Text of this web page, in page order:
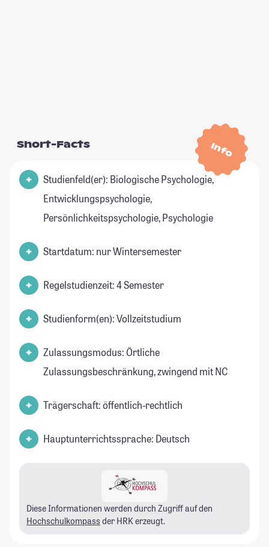
Info
Short-Facts
Studienfeld(er): Biologische Psychologie,
Entwicklungspsychologie,
Persönlichkeitspsychologie, Psychologie
Startdatum: nur Wintersemester
Regelstudienzeit: 4 Semester
Studienform(en): Vollzeitstudium
Zulassungsmodus: Örtliche
Zulassungsbeschränkung, zwingend mit NC
Trägerschaft: öffentlich-rechtlich
Hauptunterrichtssprache: Deutsch
Diese Informationen werden durch Zugriff auf den
Hochschulkompass der HRK erzeugt.